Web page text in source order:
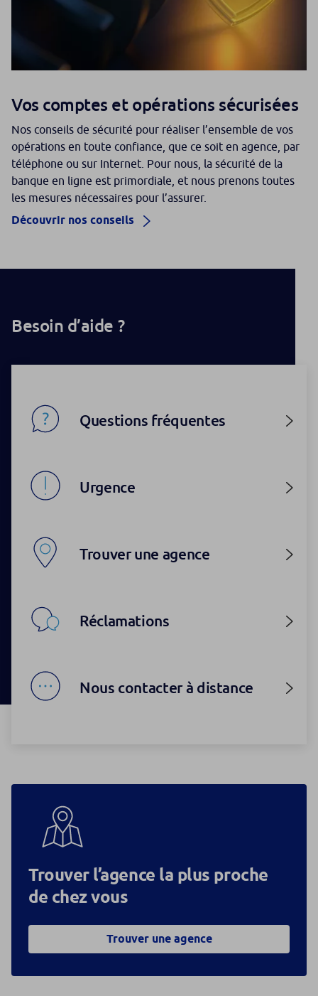
Vos comptes et opérations sécurisées
Nos conseils de sécurité pour réaliser l’ensemble de vos
opérations en toute confiance, que ce soit en agence, par
téléphone ou sur Internet. Pour nous, la sécurité de la
banque en ligne est primordiale, et nous prenons toutes
les mesures nécessaires pour l’assurer.
Découvrir nos conseils
Besoin d’aide ?
Questions fréquentes
Urgence
Trouver une agence
Réclamations
Nous contacter à distance
Trouver l’agence la plus proche
de chez vous
Trouver une agence